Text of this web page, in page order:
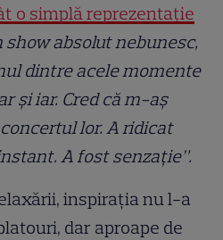
o simplă reprezentație
show absolut nebunesc,
dintre acele momente
și iar. Cred că m-aș
lor. A ridicat
A fost senzație”.
inspirația nu l-a
dar aproape de